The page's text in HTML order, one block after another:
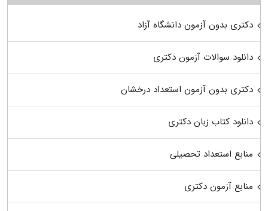
دکتری بدون آزمون دانشگاه آزاد
دانلود سوالات آزمون دکتری
دکتری بدون آزمون استعداد درخشان
دانلود کتاب زبان دکتری
منابع استعداد تحصیلی
منابع آزمون دکتری